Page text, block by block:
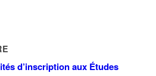
d’inscription aux Études